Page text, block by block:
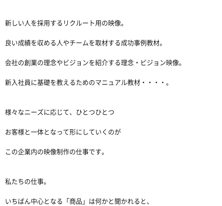
新しい人を採用するリクルート用の映像。
良い成績を収める人やチームを取材する成功事例教材。
会社の創業の理念やビジョンを紹介する理念・ビジョン映像。
新入社員に基礎を教えるためのマニュアル教材・・・・。
様々なニーズに応じて、ひとつひとつ
お客様と一体となって形にしていくのが
この企業内の映像制作の仕事です。
私たちの仕事。
いちばん中心となる「商品」は何かと聞かれると、